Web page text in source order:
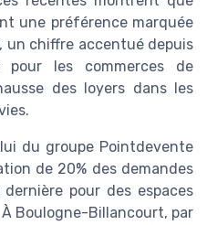
une préférence marquée
un chiffre accentué depuis
les commerces de
des loyers dans les
du groupe Pointdevente
de 20% des demandes
pour des espaces
Boulogne-Billancourt, par